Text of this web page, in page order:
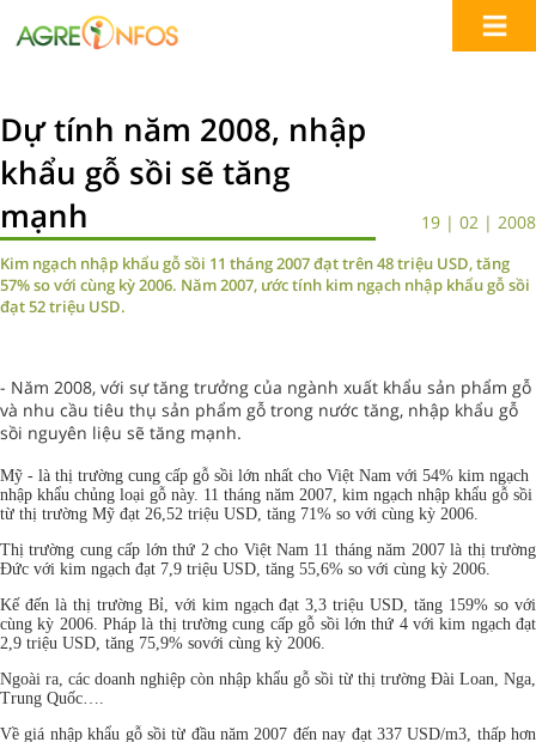
Dự tính năm 2008, nhập
khẩu gỗ sồi sẽ tăng
mạnh
19 | 02 | 2008
Kim ngạch nhập khẩu gỗ sồi 11 tháng 2007 đạt trên 48 triệu USD, tăng
57% so với cùng kỳ 2006. Năm 2007, ước tính kim ngạch nhập khẩu gỗ sồi
đạt 52 triệu USD.
- Năm 2008, với sự tăng trưởng của ngành xuất khẩu sản phẩm gỗ
và nhu cầu tiêu thụ sản phẩm gỗ trong nước tăng, nhập khẩu gỗ
sồi nguyên liệu sẽ tăng mạnh.
Mỹ - là thị trường cung cấp gỗ sồi lớn nhất cho Việt Nam với 54% kim ngạch
nhập khẩu chủng loại gỗ này. 11 tháng năm 2007, kim ngạch nhập khẩu gỗ sồi
từ thị trường Mỹ đạt 26,52 triệu USD, tăng 71% so với cùng kỳ 2006.
Thị trường cung cấp lớn thứ 2 cho Việt Nam 11 tháng năm 2007 là thị trường
Đức với kim ngạch đạt 7,9 triệu USD, tăng 55,6% so với cùng kỳ 2006.
Kế đến là thị trường Bỉ, với kim ngạch đạt 3,3 triệu USD, tăng 159% so với
cùng kỳ 2006. Pháp là thị trường cung cấp gỗ sồi lớn thứ 4 với kim ngạch đạt
2,9 triệu USD, tăng 75,9% sovới cùng kỳ 2006.
Ngoài ra, các doanh nghiệp còn nhập khẩu gỗ sồi từ thị trường Đài Loan, Nga,
Trung Quốc….
Về giá nhập khẩu gỗ sồi từ đầu năm 2007 đến nay đạt 337 USD/m3, thấp hơn